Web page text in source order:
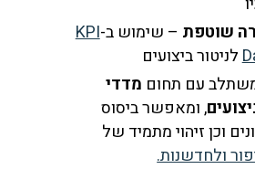
– שימוש ב-KPI
ביצועים
עם תחוםמדדי
, ומאפשר ביסוס
זיהוי מתמיד של